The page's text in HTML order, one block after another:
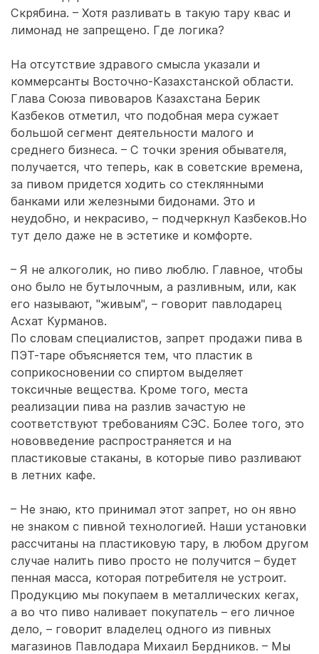
Скрябина. – Хотя разливать в такую тару квас и
лимонад не запрещено. Где логика?
На отсутствие здравого смысла указали и
коммерсанты Восточно-Казахстанской области.
Глава Союза пивоваров Казахстана Берик
Казбеков отметил, что подобная мера сужает
большой сегмент деятельности малого и
среднего бизнеса. – С точки зрения обывателя,
получается, что теперь, как в советские времена,
за пивом придется ходить со стеклянными
банками или железными бидонами. Это и
неудобно, и некрасиво, – подчеркнул Казбеков.Но
тут дело даже не в эстетике и комфорте.
– Я не алкоголик, но пиво люблю. Главное, чтобы
оно было не бутылочным, а разливным, или, как
его называют, "живым", – говорит павлодарец
Асхат Курманов.
По словам специалистов, запрет продажи пива в
ПЭТ-таре объясняется тем, что пластик в
соприкосновении со спиртом выделяет
токсичные вещества. Кроме того, места
реализации пива на разлив зачастую не
соответствуют требованиям СЭС. Более того, это
нововведение распространяется и на
пластиковые стаканы, в которые пиво разливают
в летних кафе.
– Не знаю, кто принимал этот запрет, но он явно
не знаком с пивной технологией. Наши установки
рассчитаны на пластиковую тару, в любом другом
случае налить пиво просто не получится – будет
пенная масса, которая потребителя не устроит.
Продукцию мы покупаем в металлических кегах,
а во что пиво наливает покупатель – его личное
дело, – говорит владелец одного из пивных
магазинов Павлодара Михаил Бердников. – Мы